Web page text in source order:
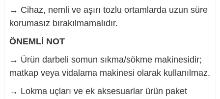
→ Cihaz, nemli ve aşırı tozlu ortamlarda uzun süre
korumasız bırakılmamalıdır.
ÖNEMLİ NOT
→ Ürün darbeli somun sıkma/sökme makinesidir;
matkap veya vidalama makinesi olarak kullanılmaz.
→ Lokma uçları ve ek aksesuarlar ürün paket